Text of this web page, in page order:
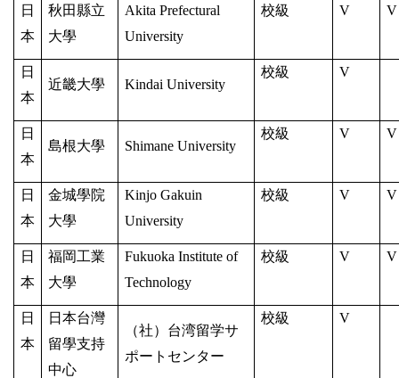
日
本
秋田縣立
大學
Akita Prefectural
University
校級 V V
日
本
近畿大學 Kindai University
校級 V
日
本
島根大學 Shimane University
校級 V V
日
本
金城學院
大學
Kinjo Gakuin
University
校級 V V
日
本
福岡工業
大學
Fukuoka Institute of
Technology
校級 V V
日
本
日本台灣
留學支持
中心
（社）台湾留学サ
ポートセンター
校級 V